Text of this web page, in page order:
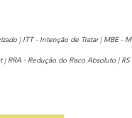
| ITT - Intenção de Tratar | MBE -
- Redução do Risco Absoluto | RS